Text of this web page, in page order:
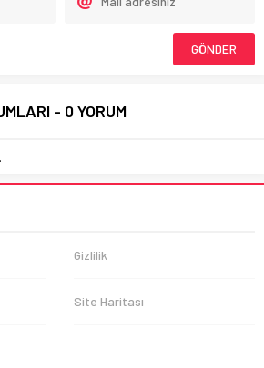
- 0 YORUM
Gizlilik
Site Haritası